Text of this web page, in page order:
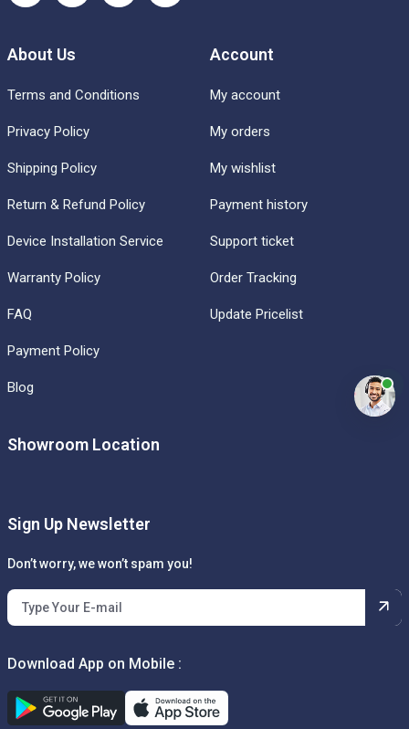
About Us
Terms and Conditions
Privacy Policy
Shipping Policy
Return & Refund Policy
Device Installation Service
Warranty Policy
FAQ
Payment Policy
Blog
Account
My account
My orders
My wishlist
Payment history
Support ticket
Order Tracking
Update Pricelist
Showroom Location
Sign Up Newsletter
Don’t worry, we won’t spam you!
Download App on Mobile :